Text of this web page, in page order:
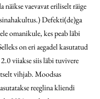
vaevavat eriliselt räige
Defekti(de)ga
omanikule, kes peab läbi
on eri aegadel kasutatud
viiakse siis läbi tuvivere
vihjab. Moodsas
reeglina kliendi